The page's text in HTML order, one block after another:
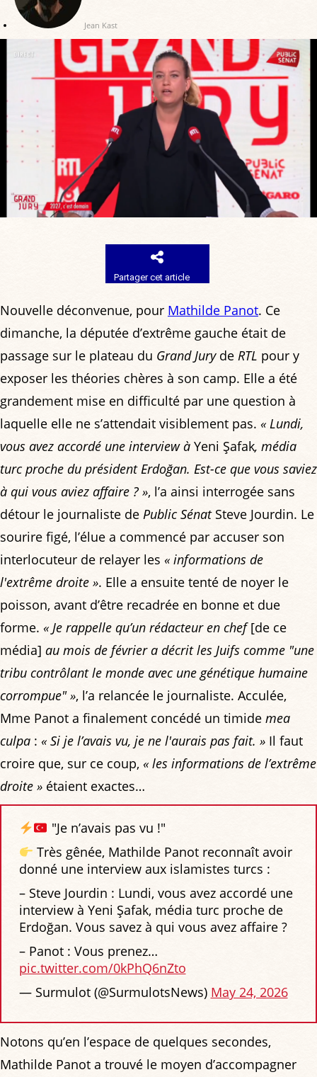
Jean Kast
Partager cet article
Nouvelle déconvenue, pour Mathilde Panot. Ce
dimanche, la députée d’extrême gauche était de
passage sur le plateau du Grand Juryde RTL pour y
exposer les théories chères à son camp. Elle a été
grandement mise en difficulté par une question à
laquelle elle ne s’attendait visiblement pas. « Lundi,
vous avez accordé une interview à Yeni Şafak, média
turc proche du président Erdoğan. Est-ce que vous saviez
à qui vous aviez affaire ? », l’a ainsi interrogée sans
détour le journaliste de Public SénatSteve Jourdin. Le
sourire figé, l’élue a commencé par accuser son
interlocuteur de relayer les « informations de
l'extrême droite ». Elle a ensuite tenté de noyer le
poisson, avant d’être recadrée en bonne et due
forme. « Je rappelle qu’un rédacteur en chef[de ce
média] au mois de février a décrit les Juifs comme "une
tribu contrôlant le monde avec une génétique humaine
corrompue" », l’a relancée le journaliste. Acculée,
Mme Panot a finalement concédé un timide mea
culpa : « Si je l’avais vu, je ne l'aurais pas fait. » Il faut
croire que, sur ce coup, « les informations de l’extrême
droite » étaient exactes…
"Je n’avais pas vu !"
Très gênée, Mathilde Panot reconnaît avoir
donné une interview aux islamistes turcs :
– ​Steve Jourdin : Lundi, vous avez accordé une
interview à Yeni Şafak, média turc proche de
Erdoğan. Vous savez à qui vous avez affaire ?
– Panot : Vous prenez…
pic.twitter.com/0kPhQ6nZto
— Surmulot (@SurmulotsNews) May 24, 2026
Notons qu’en l’espace de quelques secondes,
Mathilde Panot a trouvé le moyen d’accompagner